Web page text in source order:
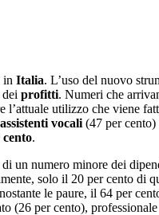
in Italia. L’uso del nuovo
profitti. Numeri che
l’attuale utilizzo che viene
assistenti vocali (47 per cento)
cento.
un numero minore dei
solo il 20 per cento di
le paure, il 64 per
(26 per cento),